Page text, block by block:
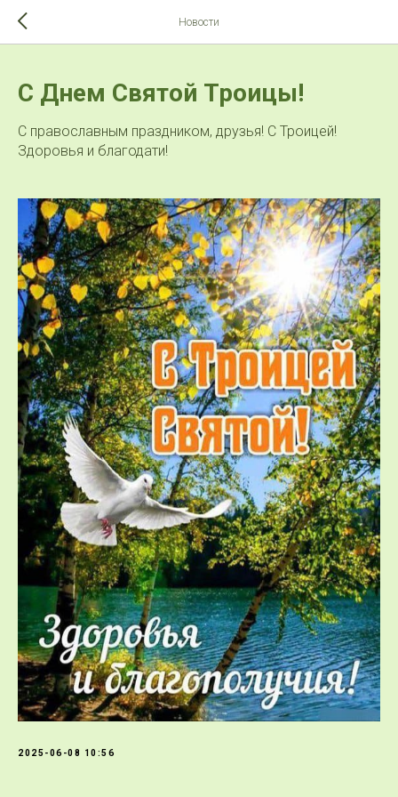
Новости
С Днем Святой Троицы!
С православным праздником, друзья! С Троицей!
Здоровья и благодати!
2025-06-08 10:56